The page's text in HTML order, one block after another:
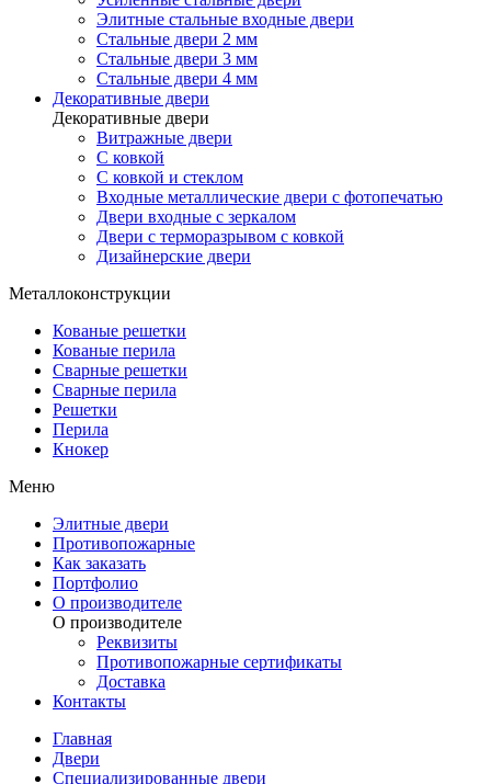
Элитные стальные входные двери
Стальные двери 2 мм
Стальные двери 3 мм
Стальные двери 4 мм
Декоративные двери
Декоративные двери
Витражные двери
С ковкой
С ковкой и стеклом
Входные металлические двери с фотопечатью
Двери входные с зеркалом
Двери с терморазрывом с ковкой
Дизайнерские двери
Металлоконструкции
Кованые решетки
Кованые перила
Сварные решетки
Сварные перила
Решетки
Перила
Кнокер
Меню
Элитные двери
Противопожарные
Как заказать
Портфолио
О производителе
О производителе
Реквизиты
Противопожарные сертификаты
Доставка
Контакты
Главная
Двери
Специализированные двери